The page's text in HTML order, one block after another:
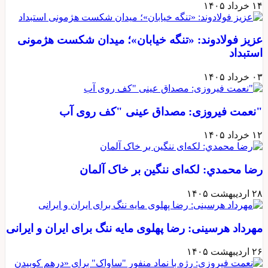
۱۴ خرداد ۱۴۰۵
عزیز فولادوند: «تنگه خیابان»؛ میدان شکست هژمونی
استبداد
۰۳ خرداد ۱۴۰۵
"نعمت فیروزی: مصداق عینی "کف روی آب
۱۲ خرداد ۱۴۰۵
رضا محمدي: لکه‌ای ننگین بر خاک آلمان
۲۸ اردیبهشت ۱۴۰۵
مهرداد هرسینی: رضا پهلوی مایه ننگ برای ایران و ایرانی
۲۶ اردیبهشت ۱۴۰۵